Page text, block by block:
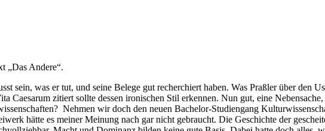
„Das Andere“.
sein, was er tut, und sei­ne Be­le­ge gut re­cher­chiert ha­ben. Was Praß­ler über den
Cae­sar­um zi­tiert soll­te des­sen iro­ni­schen Stil er­ken­nen. Nun gut, ei­ne
Neh­men wir doch den neu­en Ba­che­lor-Stu­di­en­gang
hät­te es mei­ner Mei­nung nach gar nicht ge­braucht. Die Ge­schich­te der